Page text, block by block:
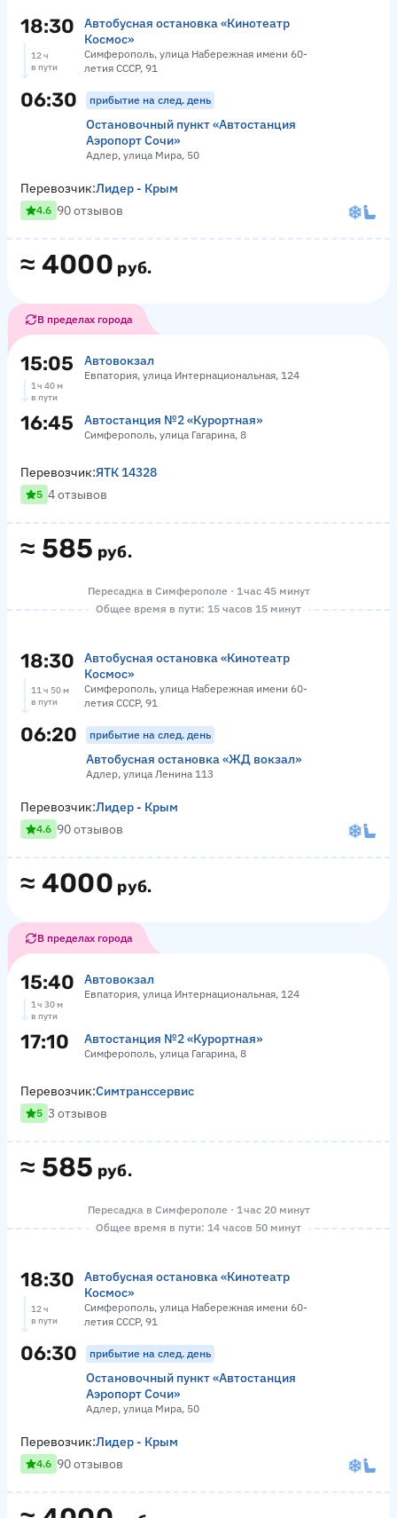
18:30
Автобусная остановка «Кинотеатр
Космос»
Симферополь, улица Набережная имени 60-
летия СССР, 91
12 ч
в пути
06:30 прибытие на след. день
Остановочный пункт «Автостанция
Аэропорт Сочи»
Адлер, улица Мира, 50
≈ 4000 руб.
Перевозчик:Лидер - Крым
4.6 90 отзывов
В пределах города
15:05 Автовокзал
Евпатория, улица Интернациональная, 124
1 ч 40 м
в пути
16:45 Автостанция №2 «Курортная»
Симферополь, улица Гагарина, 8
≈ 585 руб.
Перевозчик:ЯТК 14328
5 4 отзывов
Пересадка в Симферополе · 1 час 45 минут
Общее время в пути: 15 часов 15 минут
18:30
Автобусная остановка «Кинотеатр
Космос»
Симферополь, улица Набережная имени 60-
летия СССР, 91
11 ч 50 м
в пути
06:20 прибытие на след. день
Автобусная остановка «ЖД вокзал»
Адлер, улица Ленина 113
≈ 4000 руб.
Перевозчик:Лидер - Крым
4.6 90 отзывов
В пределах города
15:40 Автовокзал
Евпатория, улица Интернациональная, 124
1 ч 30 м
в пути
17:10 Автостанция №2 «Курортная»
Симферополь, улица Гагарина, 8
≈ 585 руб.
Перевозчик:Симтранссервис
5 3 отзывов
Пересадка в Симферополе · 1 час 20 минут
Общее время в пути: 14 часов 50 минут
18:30
Автобусная остановка «Кинотеатр
Космос»
Симферополь, улица Набережная имени 60-
летия СССР, 91
12 ч
в пути
06:30 прибытие на след. день
Остановочный пункт «Автостанция
Аэропорт Сочи»
Адлер, улица Мира, 50
Перевозчик:Лидер - Крым
4.6 90 отзывов